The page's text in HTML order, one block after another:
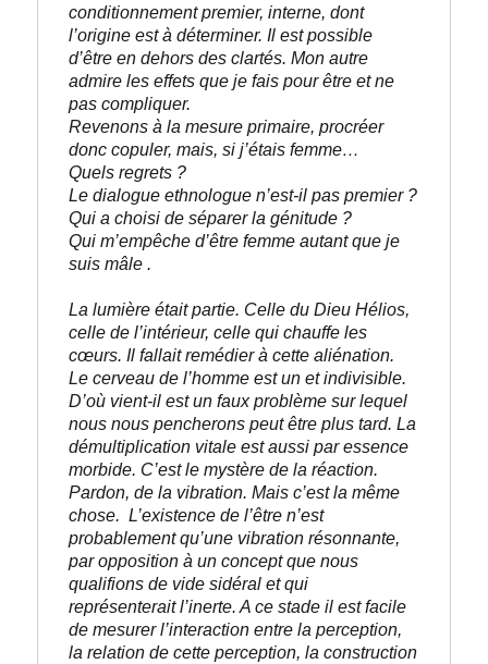
conditionnement premier, interne, dont
l’origine est à déterminer. Il est possible
d’être en dehors des clartés. Mon autre
admire les effets que je fais pour être et ne
pas compliquer.
Revenons à la mesure primaire, procréer
donc copuler, mais, si j’étais femme…
Quels regrets ?
Le dialogue ethnologue n’est-il pas premier ?
Qui a choisi de séparer la génitude ?
Qui m’empêche d’être femme autant que je
suis mâle .
La lumière était partie. Celle du Dieu Hélios,
celle de l’intérieur, celle qui chauffe les
cœurs. Il fallait remédier à cette aliénation.
Le cerveau de l’homme est un et indivisible.
D’où vient-il est un faux problème sur lequel
nous nous pencherons peut être plus tard. La
démultiplication vitale est aussi par essence
morbide. C’est le mystère de la réaction.
Pardon, de la vibration. Mais c’est la même
chose. L’existence de l’être n’est
probablement qu’une vibration résonnante,
par opposition à un concept que nous
qualifions de vide sidéral et qui
représenterait l’inerte. A ce stade il est facile
de mesurer l’interaction entre la perception,
la relation de cette perception, la construction